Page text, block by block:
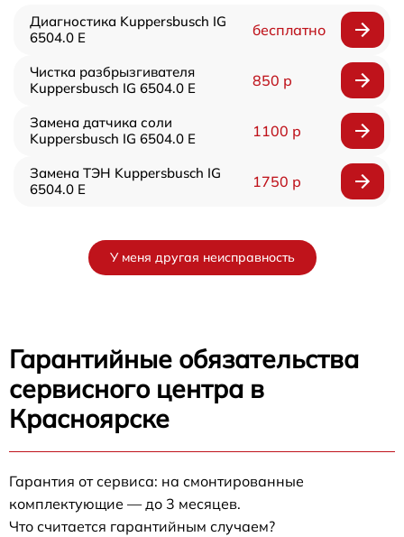
Диагностика Kuppersbusch IG
6504.0 E
бесплатно
Чистка разбрызгивателя
Kuppersbusch IG 6504.0 E
850 р
Замена датчика соли
Kuppersbusch IG 6504.0 E
1100 р
Замена ТЭН Kuppersbusch IG
6504.0 E
1750 р
У меня другая неисправность
Гарантийные обязательства
сервисного центра в
Красноярске
Гарантия от сервиса: на смонтированные
комплектующие — до 3 месяцев.
Что считается гарантийным случаем?